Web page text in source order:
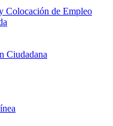
Colocación de Empleo
Ciudadana